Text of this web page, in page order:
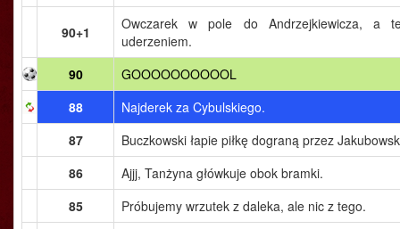
90+1
Owczarek w pole do Andrzejkiewicza, a
uderzeniem.
90
GOOOOOOOOOOL
88
Najderek za Cybulskiego.
87
Buczkowski łapie piłkę dograną przez
86
Ajjj, Tanżyna główkuje obok bramki.
85
Próbujemy wrzutek z daleka, ale nic z tego.